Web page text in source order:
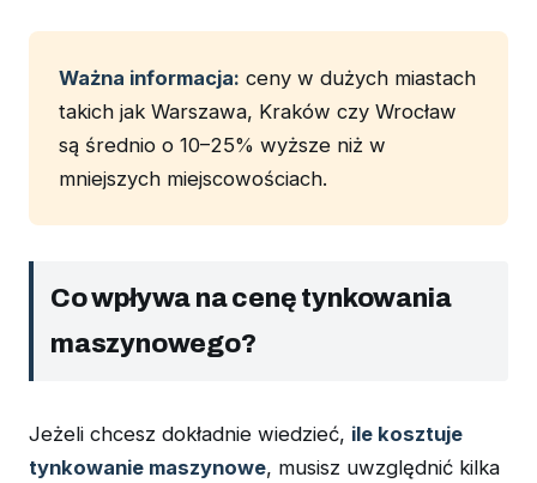
Ważna informacja: ceny w dużych miastach
takich jak Warszawa, Kraków czy Wrocław
są średnio o 10–25% wyższe niż w
mniejszych miejscowościach.
Co wpływa na cenę tynkowania
maszynowego?
Jeżeli chcesz dokładnie wiedzieć, ile kosztuje
tynkowanie maszynowe, musisz uwzględnić kilka